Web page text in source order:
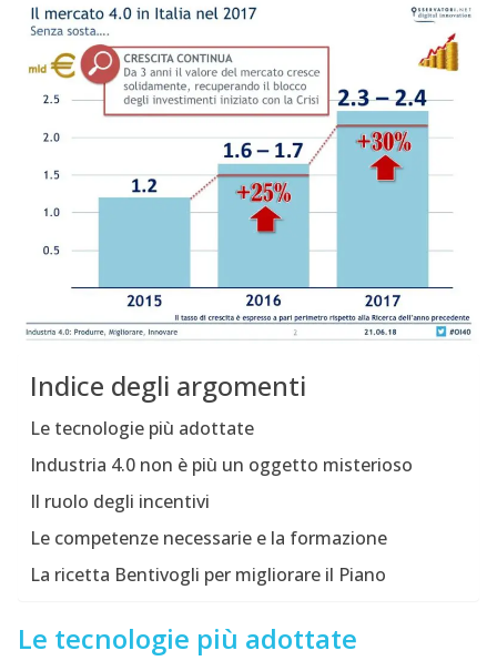
Indice degli argomenti
Le tecnologie più adottate
Industria 4.0 non è più un oggetto misterioso
Il ruolo degli incentivi
Le competenze necessarie e la formazione
La ricetta Bentivogli per migliorare il Piano
Le tecnologie più adottate